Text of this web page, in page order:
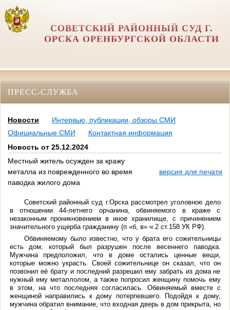
СОВЕТСКИЙ РАЙОННЫЙ СУД Г.
ОРСКА ОРЕНБУРГСКОЙ ОБЛАСТИ
ПРЕСС-СЛУЖБА
Новости
Интервью, публикации, обзоры СМИ
Официальные СМИ
Контактная информация
Новость от 25.12.2024
Местный житель осужден за кражу
металла из поврежденного во время
паводка жилого дома
версия для печати
Советский районный суд г.Орска рассмотрел уголовное дело
в отношении 44-летнего орчанина, обвиняемого в краже с
незаконным проникновением в иное хранилище, с причинением
значительного ущерба гражданину (п «б, в» ч.2 ст.158 УК РФ).
Обвиняемому было известно, что у брата его сожительницы
есть дом, который был разрушен после весеннего паводка.
Мужчина предположил, что в доме остались ценные вещи,
которые можно украсть. Своей сожительнице он сказал, что он
позвонил её брату и последний разрешил ему забрать из дома не
нужный ему металлолом, а также попросил женщину помочь ему
в этом, на что последняя согласилась. Обвиняемый вместе с
женщиной направились к дому потерпевшего. Подойдя к дому,
мужчина обратил внимание, что входная дверь в дом прикрыта, но